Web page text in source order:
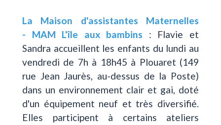
La Maison d'assistantes Maternelles
- MAM L'île aux bambins : Flavie et
Sandra accueillent les enfants du lundi au
vendredi de 7h à 18h45 à Plouaret (149
rue Jean Jaurès, au-dessus de la Poste)
dans un environnement clair et gai, doté
d'un équipement neuf et très diversifié.
Elles participent à certains ateliers